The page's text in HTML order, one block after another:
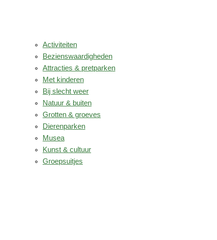
Activiteiten
Bezienswaardigheden
Attracties & pretparken
Met kinderen
Bij slecht weer
Natuur & buiten
Grotten & groeves
Dierenparken
Musea
Kunst & cultuur
Groepsuitjes